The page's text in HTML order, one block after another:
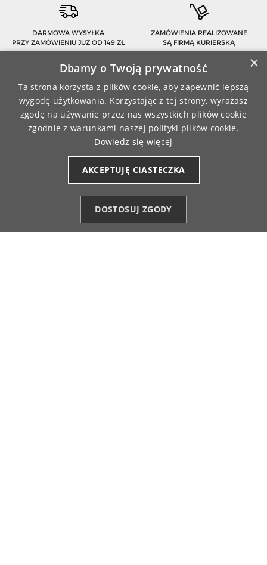
Start
Ulubione (0) Konto
DARMOWA WYSYŁKA
PRZY ZAMÓWIENIU JUŻ OD 149 ZŁ
ZAMÓWIENIA REALIZOWANE
SĄ FIRMĄ KURIERSKĄ
MASZ 14-DNIOWY OKRES
NA ZWROT ZAMÓWIENIA
BEZPIECZNE PŁATNOŚCI
ONLINE
OBSŁUGA KLIENTA
(+48) 784 018 515
×
Dbamy o Twoją prywatność
Ta strona korzysta z plików cookie, aby zapewnić lepszą
wygodę użytkowania. Korzystając z tej strony, wyrażasz
zgodę na używanie przez nas wszystkich plików cookie
zgodnie z warunkami naszej polityki plików cookie.
Dowiedz się więcej
AKCEPTUJĘ CIASTECZKA
DOSTOSUJ ZGODY